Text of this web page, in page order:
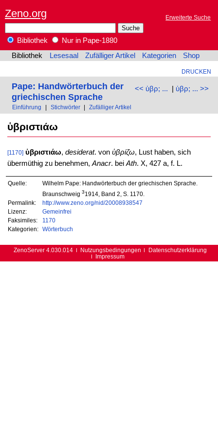
Zeno.org Erweiterte Suche
Bibliothek
Nur in Pape-1880
Bibliothek
Lesesaal Zufälliger Artikel Kategorien Shop
DRUCKEN
<< ὑβρ; ... | ὑβρ; ... >>
Pape: Handwörterbuch der
griechischen Sprache
Einführung Stichwörter Zufälliger Artikel
ὑβριστιάω
[1170] ὑβριστιάω, desiderat. von ὑβρίζω, Lust haben, sich
übermüthig zu benehmen,Anacr. beiAth. X, 427 a, f. L.
Quelle:
Wilhelm Pape: Handwörterbuch der griechischen Sprache.
Braunschweig 31914, Band 2, S. 1170.
Permalink:
http://www.zeno.org/nid/20008938547
Lizenz:
Gemeinfrei
Faksimiles:
1170
Kategorien:
Wörterbuch
ZenoServer 4.030.014 Nutzungsbedingungen
Datenschutzerklärung
Impressum